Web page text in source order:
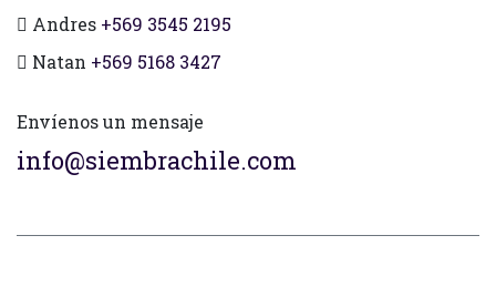
Andres +569 3545 2195
Natan +569 5168 3427
Envíenos un mensaje
info@siembrachile.com